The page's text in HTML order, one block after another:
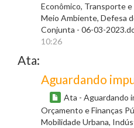
Econômico, Transporte
Meio Ambiente, Defesa
Conjunta - 06-03-
10:26
Ata:
Aguardando
Ata - Aguardando
Orçamento e Finanças
Mobilidade Urbana,